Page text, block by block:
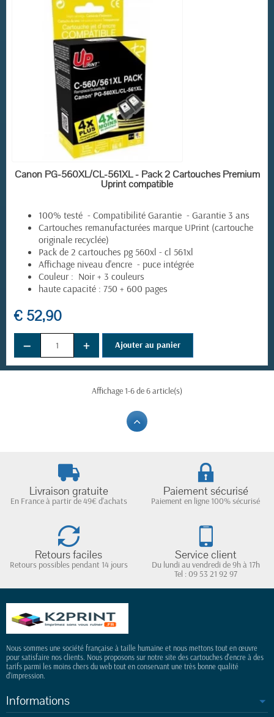
EN STOCK
Canon PG-560XL/CL-561XL - Pack 2 Cartouches Premium
Uprint compatible
100% testé - Compatibilité Garantie - Garantie 3 ans
Cartouches remanufacturées marque UPrint (cartouche
originale recyclée)
Pack de 2 cartouches pg 560xl - cl 561xl
Affichage niveau d'encre - puce intégrée
Couleur : Noir + 3 couleurs
haute capacité : 750 + 600 pages
€ 52,90
− + Ajouter au panier
Affichage 1-6 de 6 article(s)
Livraison gratuite
En France à partir de 49€ d'achats
Paiement sécurisé
Paiement en ligne 100% sécurisé
Retours faciles
Retours possibles pendant 14 jours
Service client
Du lundi au vendredi de 9h à 17h
Tel : 09 53 21 92 97
Nous sommes une société française à taille humaine et nous mettons tout en œuvre
pour satisfaire nos clients. Nous proposons sur notre site des cartouches d'encre à des
tarifs parmi les moins chers du web tout en conservant une très bonne qualité
d'impression.
Informations